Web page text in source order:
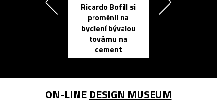
Ricardo Bofill si
proměnil na
bydlení bývalou
továrnu na
cement
ON-LINE DESIGN MUSEUM